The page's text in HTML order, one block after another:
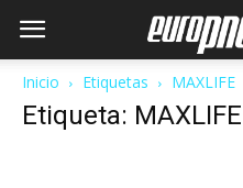
Inicio Etiquetas MAXLIFE
Etiqueta: MAXLIFE